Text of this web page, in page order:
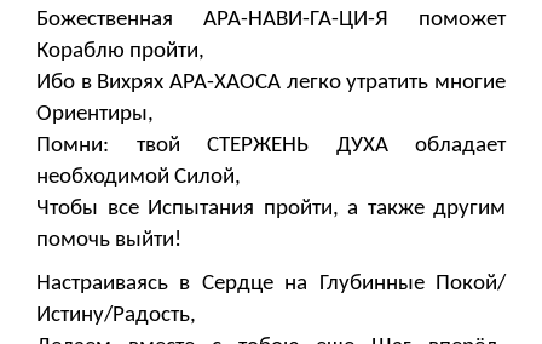
Божественная АРА-НАВИ-ГА-ЦИ-Я поможет
Кораблю пройти,
Ибо в Вихрях АРА-ХАОСА легко утратить многие
Ориентиры,
Помни: твой СТЕРЖЕНЬ ДУХА обладает
необходимой Силой,
Чтобы все Испытания пройти, а также другим
помочь выйти!
Настраиваясь в Сердце на Глубинные Покой/
Истину/Радость,